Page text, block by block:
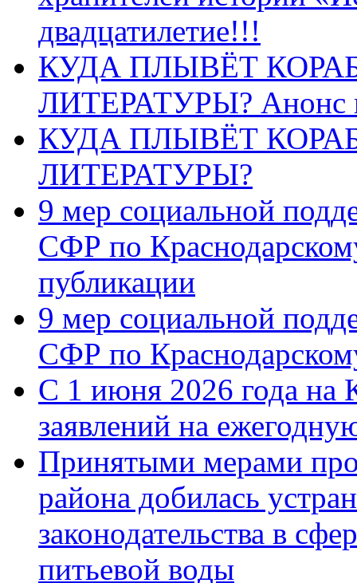
двадцатилетие!!!
КУДА ПЛЫВЁТ
ЛИТЕРАТУРЫ? Анонс
КУДА ПЛЫВЁТ
ЛИТЕРАТУРЫ?
9 мер социальной
СФР по
публикации
9 мер социальной
СФР по
С 1 июня 2026 года на
заявлений на
Принятыми мерами
района добилась
законодательства в
питьевой воды